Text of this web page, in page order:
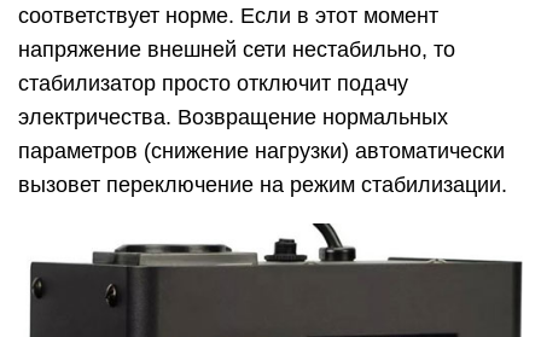
соответствует норме. Если в этот момент
напряжение внешней сети нестабильно, то
стабилизатор просто отключит подачу
электричества. Возвращение нормальных
параметров (снижение нагрузки) автоматически
вызовет переключение на режим стабилизации.